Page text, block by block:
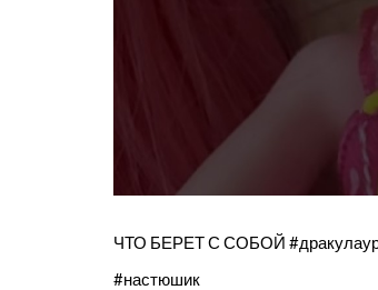
ЧТО БЕРЕТ С СОБОЙ
#настюшик